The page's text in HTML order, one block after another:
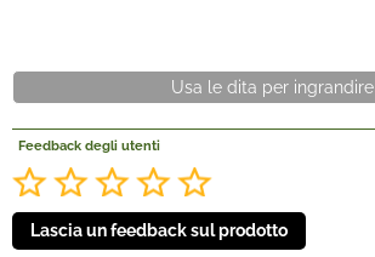
La nostra Officina
Veicoli Pronta consegna
Lavora Con Noi
Usa le dita per ingrandire
Feedback degli utenti